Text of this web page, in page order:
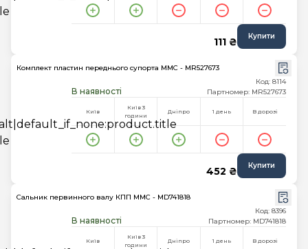
111 ₴ Купити
Комплект пластин переднього супорта MMC - MR527673
В наявності
Код: 8114
Партномер: MR527673
Київ
Київ 3
години
Дніпро 1 день В дорозі
452 ₴ Купити
Сальник первинного валу КПП MMC - MD741818
В наявності
Код: 8396
Партномер: MD741818
Київ
Київ 3
години
Дніпро 1 день В дорозі